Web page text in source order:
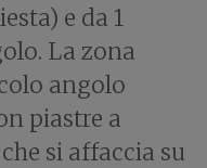
e da 1
La zona
angolo
piastre a
si affaccia su